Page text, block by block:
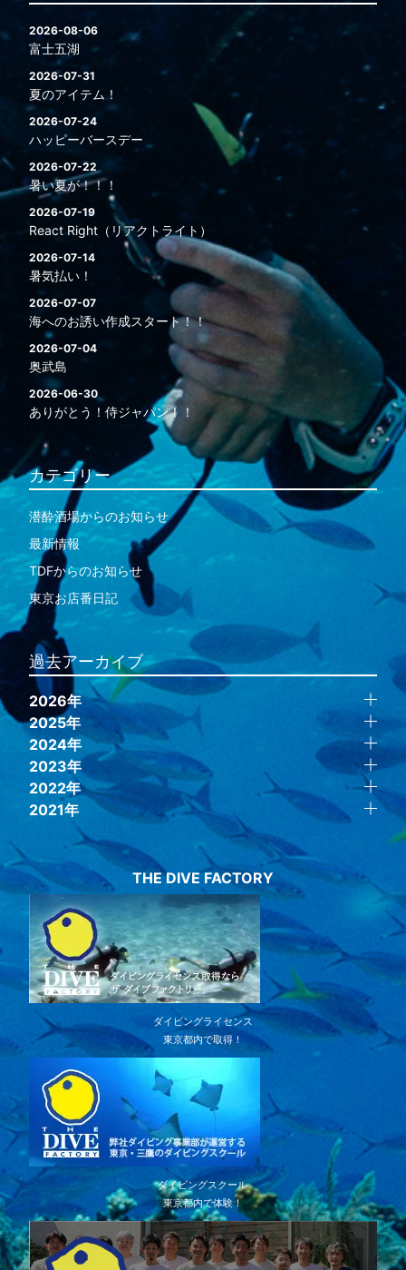
2026-08-06
富士五湖
2026-07-31
夏のアイテム！
2026-07-24
ハッピーバースデー
2026-07-22
暑い夏が！！！
2026-07-19
React Right（リアクトライト）
2026-07-14
暑気払い！
2026-07-07
海へのお誘い作成スタート！！
2026-07-04
奥武島
2026-06-30
ありがとう！侍ジャパン！！
カテゴリー
潜酔酒場からのお知らせ
最新情報
TDFからのお知らせ
東京お店番日記
過去アーカイブ
2026年
2025年
2024年
2023年
2022年
2021年
THE DIVE FACTORY
ダイビングライセンス
東京都内で取得！
ダイビングスクール
東京都内で体験！